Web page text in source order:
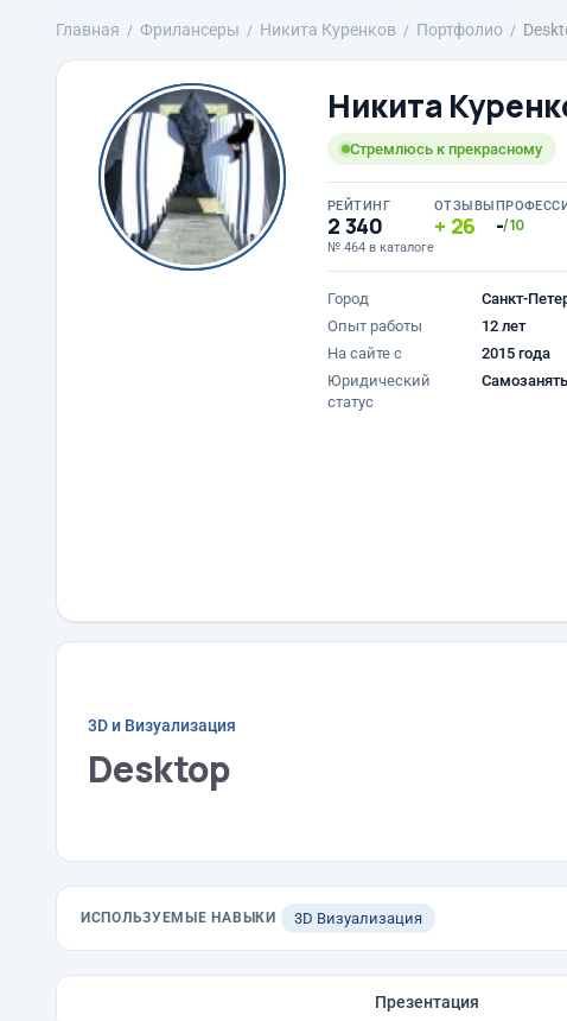
Главная Фрилансеры Никита Куренков Портфолио
Никита
Стремлюсь к прекрасному
РЕЙТИНГ
2 340
№ 464 в каталоге
ОТЗЫВЫ
26 -/10
Город
Санкт-
Опыт работы
12 лет
На сайте с
2015 года
Юридический
статус
3D и Визуализация
Desktop
ИСПОЛЬЗУЕМЫЕ НАВЫКИ 3D Визуализация
Презентация